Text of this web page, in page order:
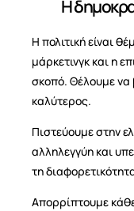
Η
Η πολιτική είναι
μάρκετινγκ και η
σκοπό. Θέλουμε να
καλύτερος.
Πιστεύουμε στην
αλληλεγγύη και
τη
Απορρίπτουμε